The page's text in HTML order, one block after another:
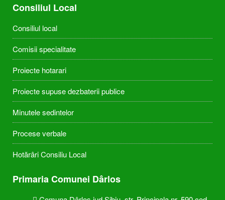
Consiliul Local
Consiliul local
Comisii specialitate
Proiecte hotarari
Proiecte supuse dezbaterii publice
Minutele sedintelor
Procese verbale
Hotărâri Consiliu Local
Primaria Comunei Dârlos